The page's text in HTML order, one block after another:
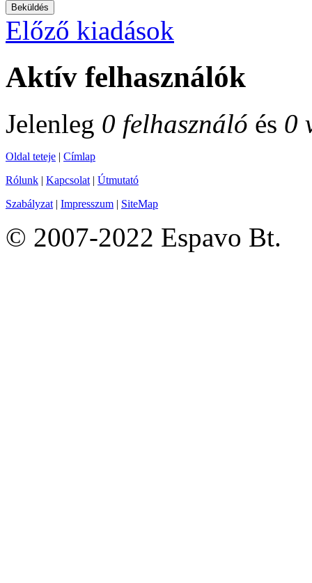
Előző kiadások
Aktív felhasználók
Jelenleg 0 felhasználó és 0
Oldal teteje | Címlap
Rólunk | Kapcsolat | Útmutató
Szabályzat | Impresszum | SiteMap
© 2007-2022 Espavo Bt.